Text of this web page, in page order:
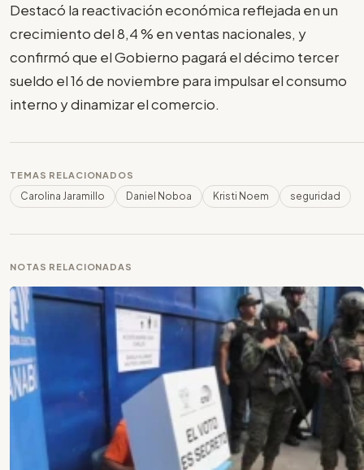
Destacó la reactivación económica reflejada en un
crecimiento del 8,4 % en ventas nacionales, y
confirmó que el Gobierno pagará el décimo tercer
sueldo el 16 de noviembre para impulsar el consumo
interno y dinamizar el comercio.
TEMAS RELACIONADOS
Carolina Jaramillo Daniel Noboa Kristi Noem seguridad
NOTAS RELACIONADAS